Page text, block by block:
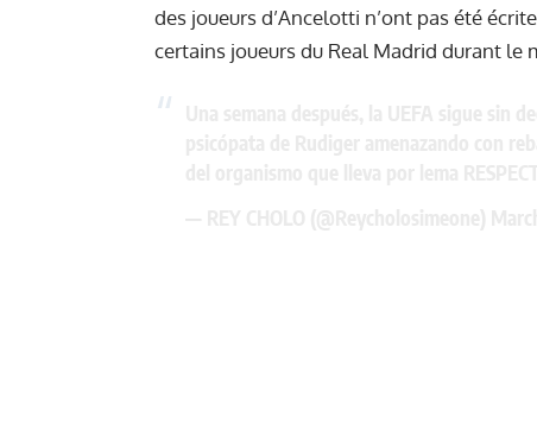
des joueurs d’Ancelotti n’ont pas été
certains joueurs du Real Madrid durant le